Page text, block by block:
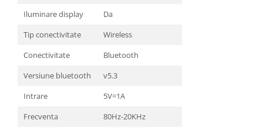
Iluminare display
Da
Tip conectivitate
Wireless
Conectivitate
Bluetooth
Versiune bluetooth
v5.3
Intrare
5V=1A
Frecventa
80Hz-20KHz